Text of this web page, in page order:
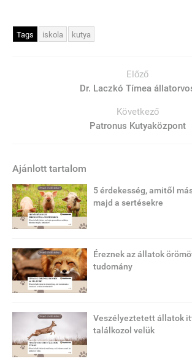
Tags iskola kutya
Előző
Dr. Laczkó Tímea
Következő
Patronus Kutyaközpont
Ajánlott tartalom
5 érdekesség, amitől
majd a sertésekre
Éreznek az állatok
tudomány
Veszélyeztetett állatok
találkozol velük